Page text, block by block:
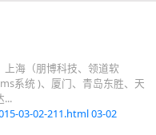
海（朋博科技、领道软
系统 )、厦门、青岛东胜、天
...
03-02-211.html03-02